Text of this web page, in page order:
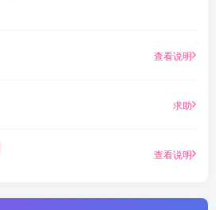
查看说明
求助
查看说明